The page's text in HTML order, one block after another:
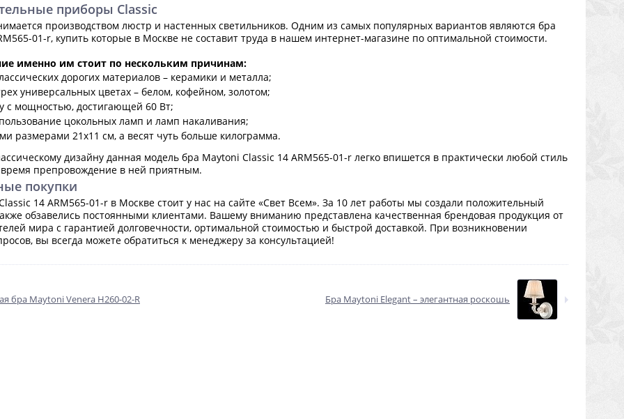
приборы Classic
производством люстр и настенных светильников. Одним из самых популярных вариантов являются бра
01-r, купить которые в Москве не составит труда в нашем интернет-магазине по оптимальной стоимости.
именно им стоит по нескольким причинам:
дорогих материалов – керамики и металла;
универсальных цветах – белом, кофейном, золотом;
с мощностью, достигающей 60 Вт;
цокольных ламп и ламп накаливания;
размерами 21x11 см, а весят чуть больше килограмма.
дизайну данная модель бра Maytoni Classic 14 ARM565-01-r легко впишется в практически любой стиль
время препровождение в ней приятным.
покупки
14 ARM565-01-r в Москве стоит у нас на сайте «Свет Всем». За 10 лет работы мы создали положительный
обзавелись постоянными клиентами. Вашему вниманию представлена качественная брендовая продукция от
мира с гарантией долговечности, ортимальной стоимостью и быстрой доставкой. При возникновении
вы всегда можете обратиться к менеджеру за консультацией!
бра Maytoni Venera H260-02-R Бра Maytoni Elegant – элегантная роскошь